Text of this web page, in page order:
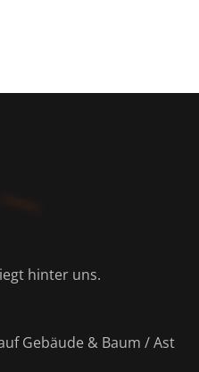
hinter uns.
Gebäude & Baum / Ast